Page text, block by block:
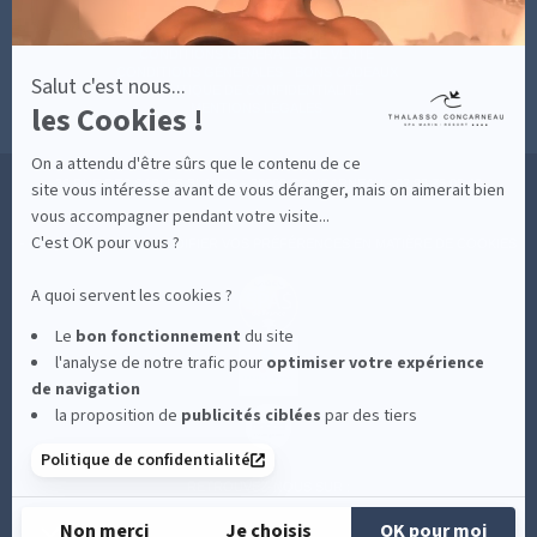
Salut c'est nous...
les Cookies !
On a attendu d'être sûrs que le contenu de ce
site vous intéresse avant de vous déranger, mais on aimerait bien
vous accompagner pendant votre visite...
C'est OK pour vous ?
A quoi servent les cookies ?
Le bon fonctionnement du site
l'analyse de notre trafic pour optimiservotre expérience
de navigation
la proposition de publicités ciblées par des tiers
Politique de confidentialité
Non merci Je choisis OK pour moi
MESURES D'HYGIÈNE
POLITIQUE DE CONFIDENTIALITÉ
MENTIONS LÉGALES
36 RUE DES SABLES BLANCS - 29900 CONCARNEAU - 02 98 75 05 40
CLIQUEZ-ICI POUR MODIFIER VOS PRÉFÉRENCES EN MATIÈRE DE COOKIES